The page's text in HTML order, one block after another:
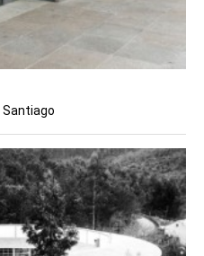
Santiago